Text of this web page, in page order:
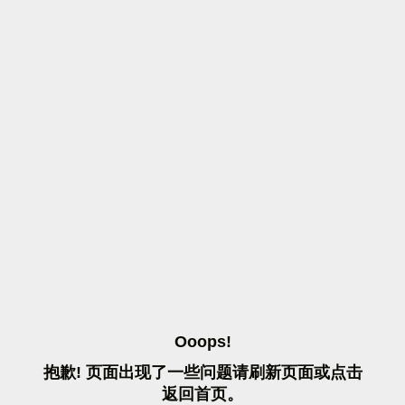
OOOPS!
抱歉! 页面出现了一些问题请刷 新页面或点击
返 回首页。